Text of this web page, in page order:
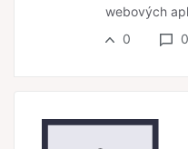
webových
0
0